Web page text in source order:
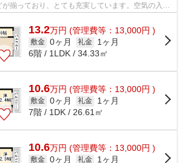
揃っており、とても充実しています。空気の入れ
物件です。防...
13.2万円 (管理費等：13,000円 )
敷金 0ヶ月 礼金
1ヶ月
6階 / 1LDK / 34.33㎡
10.6万円 (管理費等：13,000円 )
敷金 0ヶ月 礼金
1ヶ月
7階 / 1DK / 26.61㎡
10.6万円 (管理費等：13,000円 )
敷金 0ヶ月 礼金
1ヶ月